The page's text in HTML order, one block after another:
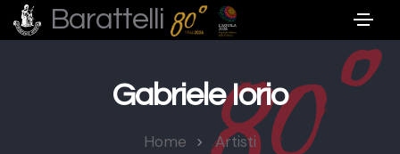
Barattelli
Gabriele Iorio
Home Artisti